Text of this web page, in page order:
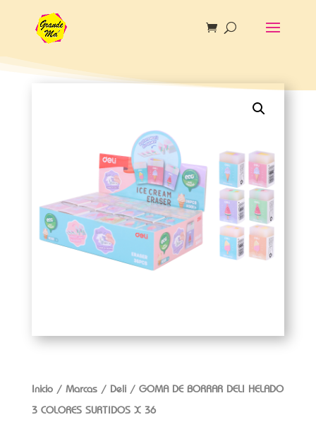
Inicio/ Marcas/ Deli/ GOMA DE BORRAR DELI HELADO
3 COLORES SURTIDOS X 36